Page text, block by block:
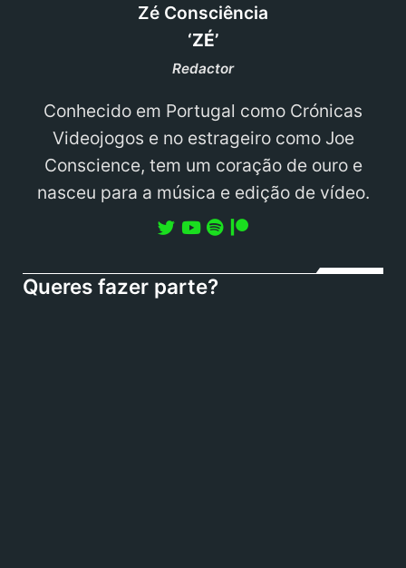
Zé Consciência
‘ZÉ’
Redactor
Conhecido em Portugal como Crónicas
Videojogos e no estrageiro como Joe
Conscience, tem um coração de ouro e
nasceu para a música e edição de vídeo.
Queres fazer parte?